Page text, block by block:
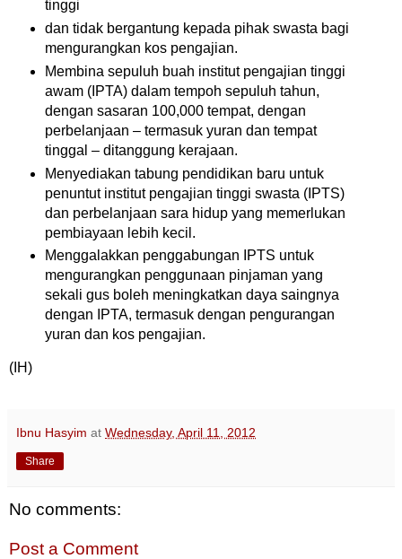
tinggi
dan tidak bergantung kepada pihak swasta bagi
mengurangkan kos pengajian.
Membina sepuluh buah institut pengajian tinggi
awam (IPTA) dalam tempoh sepuluh tahun,
dengan sasaran 100,000 tempat, dengan
perbelanjaan – termasuk yuran dan tempat
tinggal – ditanggung kerajaan.
Menyediakan tabung pendidikan baru untuk
penuntut institut pengajian tinggi swasta (IPTS)
dan perbelanjaan sara hidup yang memerlukan
pembiayaan lebih kecil.
Menggalakkan penggabungan IPTS untuk
mengurangkan penggunaan pinjaman yang
sekali gus boleh meningkatkan daya saingnya
dengan IPTA, termasuk dengan pengurangan
yuran dan kos pengajian.
(IH)
Ibnu Hasyim at Wednesday, April 11, 2012
Share
No comments:
Post a Comment